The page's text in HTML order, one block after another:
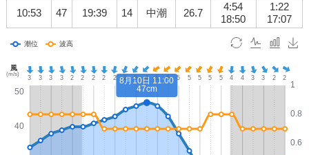
10:53 47 19:39 14 中潮 26.7
4:54
18:50
1:22
17:07